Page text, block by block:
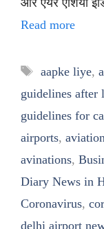
Read more
Tags
aapke liye,
guidelines after
guidelines for
airports,
avinations,
Diary News in
Coronavirus,
delhi airport